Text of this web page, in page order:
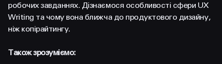
INSTAGRAM TELEGRAM YOUTUBE
FACEBOOK LINKEDIN
робочих завданнях. Дізнаємося особливості сфери UX
Writing та чому вона ближча до продуктового дизайну,
ніж копірайтингу.
Також зрозуміємо: